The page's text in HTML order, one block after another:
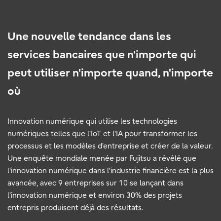
Une nouvelle tendance dans les
services bancaires que n'importe qui
peut utiliser n'importe quand, n'importe
où
Innovation numérique qui utilise les technologies
numériques telles que l'IoT et l'IA pour transformer les
processus et les modèles d'entreprise et créer de la valeur.
Une enquête mondiale menée par Fujitsu a révélé que
l'innovation numérique dans l'industrie financière est la plus
avancée, avec 9 entreprises sur 10 se lançant dans
l'innovation numérique et environ 30% des projets
entrepris produisent déjà des résultats.